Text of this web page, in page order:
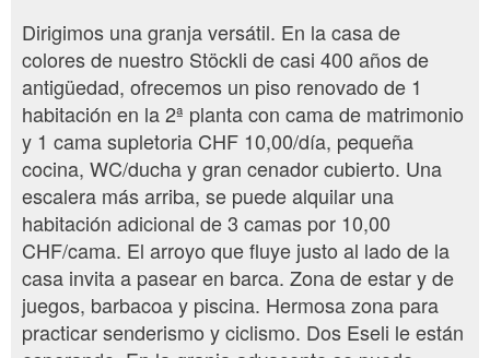
Dirigimos una granja versátil. En la casa de
colores de nuestro Stöckli de casi 400 años de
antigüedad, ofrecemos un piso renovado de 1
habitación en la 2ª planta con cama de matrimonio
y 1 cama supletoria CHF 10,00/día, pequeña
cocina, WC/ducha y gran cenador cubierto. Una
escalera más arriba, se puede alquilar una
habitación adicional de 3 camas por 10,00
CHF/cama. El arroyo que fluye justo al lado de la
casa invita a pasear en barca. Zona de estar y de
juegos, barbacoa y piscina. Hermosa zona para
practicar senderismo y ciclismo. Dos Eseli le están